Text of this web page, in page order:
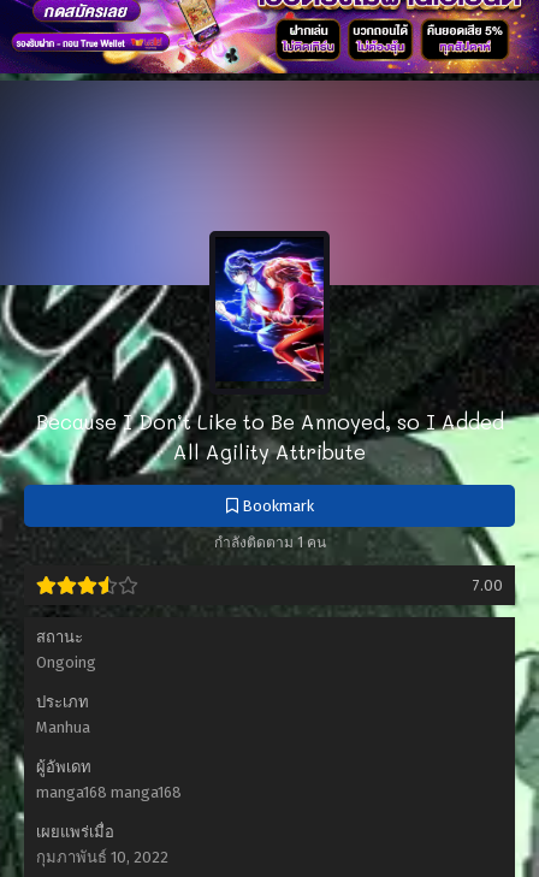
Because I Don’t Like to Be Annoyed, so I Added
All Agility Attribute
Bookmark
กำลังติดตาม 1 คน
7.00
สถานะ
Ongoing
ประเภท
Manhua
ผู้อัพเดท
manga168 manga168
เผยแพร่เมื่อ
กุมภาพันธ์ 10, 2022